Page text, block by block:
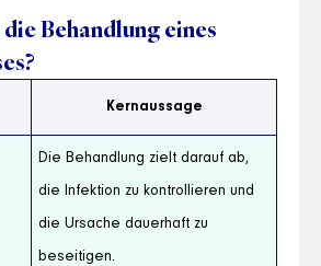
Behandlung eines
Kernaussage
Die Behandlung zielt darauf ab,
die Infektion zu kontrollieren und
die Ursache dauerhaft zu
beseitigen.